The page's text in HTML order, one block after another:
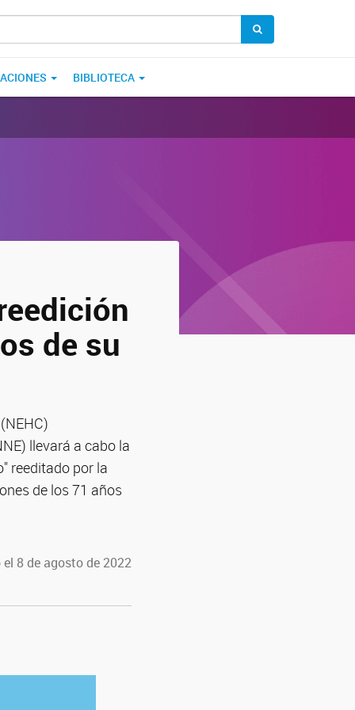
BIBLIOTECA
de su
llevará a cabo la
reeditado por la
de los 71 años
8 de agosto de 2022